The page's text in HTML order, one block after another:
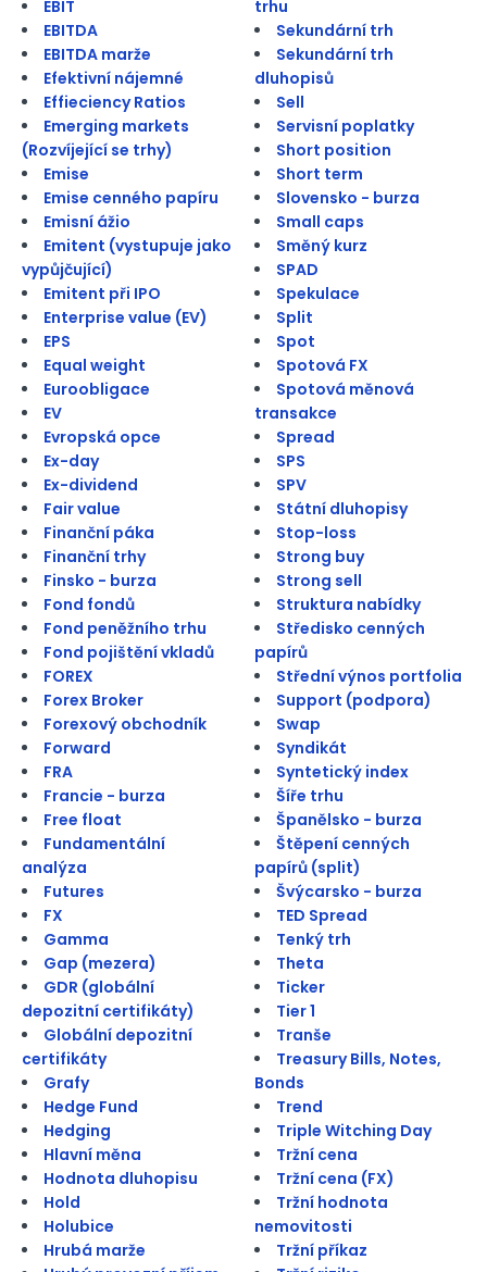
EBIT
EBITDA
EBITDA marže
Efektivní nájemné
Effieciency Ratios
Emerging markets
(Rozvíjející se trhy)
Emise
Emise cenného papíru
Emisní ážio
Emitent (vystupuje jako
vypůjčující)
Emitent při IPO
Enterprise value (EV)
EPS
Equal weight
Euroobligace
EV
Evropská opce
Ex-day
Ex-dividend
Fair value
Finanční páka
Finanční trhy
Finsko - burza
Fond fondů
Fond peněžního trhu
Fond pojištění vkladů
FOREX
Forex Broker
Forexový obchodník
Forward
FRA
Francie - burza
Free float
Fundamentální
analýza
Futures
FX
Gamma
Gap (mezera)
GDR (globální
depozitní certifikáty)
Globální depozitní
certifikáty
Grafy
Hedge Fund
Hedging
Hlavní měna
Hodnota dluhopisu
Hold
Holubice
Hrubá marže
trhu
Sekundární trh
Sekundární trh
dluhopisů
Sell
Servisní poplatky
Short position
Short term
Slovensko - burza
Small caps
Směný kurz
SPAD
Spekulace
Split
Spot
Spotová FX
Spotová měnová
transakce
Spread
SPS
SPV
Státní dluhopisy
Stop-loss
Strong buy
Strong sell
Struktura nabídky
Středisko cenných
papírů
Střední výnos portfolia
Support (podpora)
Swap
Syndikát
Syntetický index
Šíře trhu
Španělsko - burza
Štěpení cenných
papírů (split)
Švýcarsko - burza
TED Spread
Tenký trh
Theta
Ticker
Tier 1
Tranše
Treasury Bills, Notes,
Bonds
Trend
Triple Witching Day
Tržní cena
Tržní cena (FX)
Tržní hodnota
nemovitosti
Tržní příkaz